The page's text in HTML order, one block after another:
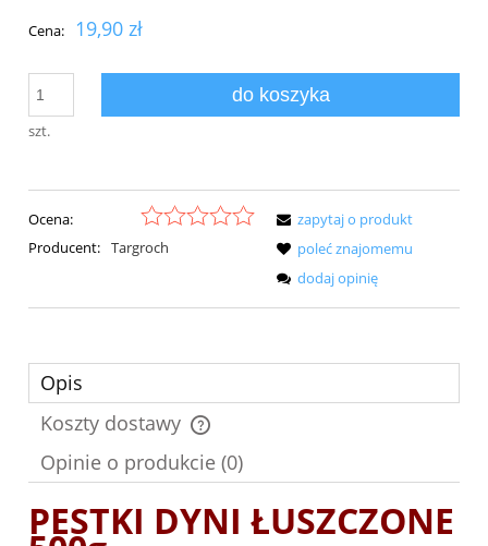
Cena: 19,90 zł
szt.
do koszyka
Ocena:
Producent: Targroch
zapytaj o produkt
poleć znajomemu
dodaj opinię
Opis
Koszty dostawy
Cena nie zawiera ewentualnych kosztów płatności
Opinie o produkcie (0)
PESTKI DYNI ŁUSZCZONE